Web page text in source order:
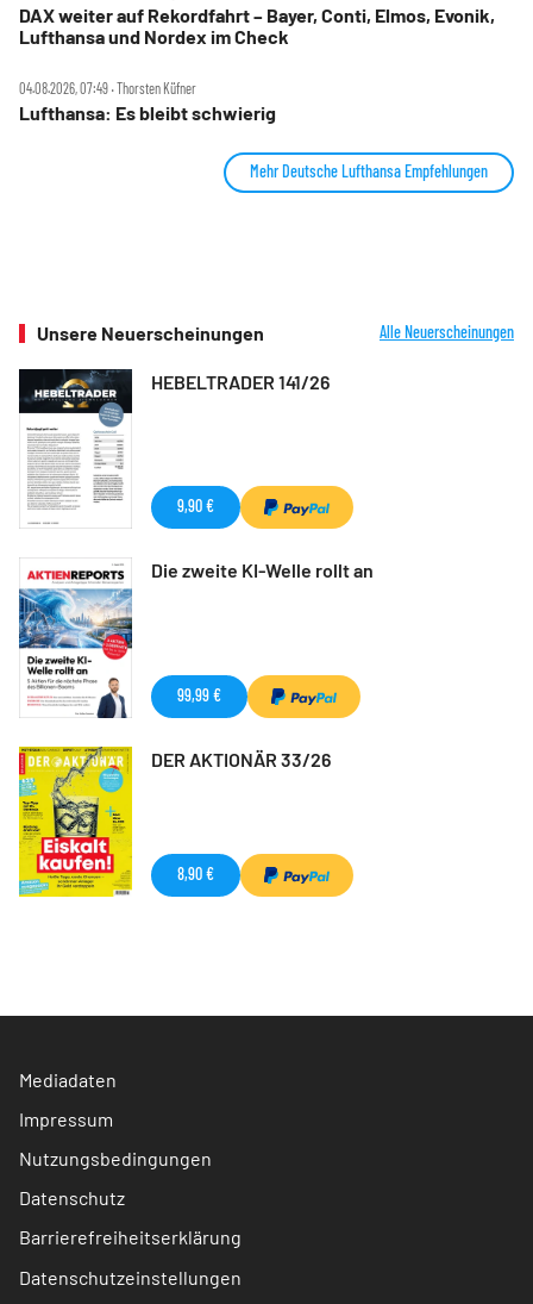
DAX weiter auf Rekordfahrt – Bayer, Conti, Elmos, Evonik,
Lufthansa und Nordex im Check
04.08.2026, 07:49 ‧ Thorsten Küfner
Lufthansa: Es bleibt schwierig
Mehr Deutsche Lufthansa Empfehlungen
Unsere Neuerscheinungen Alle Neuerscheinungen
HEBELTRADER 141/26
9,90 €
Die zweite KI-Welle rollt an
99,99 €
DER AKTIONÄR 33/26
8,90 €
Mediadaten
Impressum
Nutzungsbedingungen
Datenschutz
Barrierefreiheitserklärung
Datenschutzeinstellungen